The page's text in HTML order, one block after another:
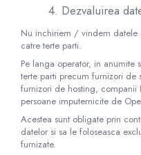
Mese instrumentar
Scaune doctor
Scaun recoltare sange
Tabureti
Targi/brancarde
Masa infasat bebelusi
Scaune
Banchete asteptare
4. Dezvaluirea
Nu inchiriem / vindem datele
catre terte parti.
Pe langa operator, in anumite
terte parti precum furnizori de
furnizori de hosting, companii
persoane imputernicite de
Acestea sunt obligate prin
datelor si sa le foloseasca
furnizate.